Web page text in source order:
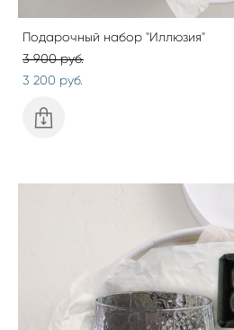
Подарочный набор "Иллюзия"
3 900 pуб.
3 200 pуб.